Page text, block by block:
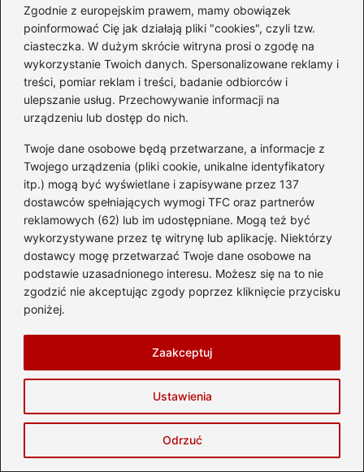
Zgodnie z europejskim prawem, mamy obowiązek
poinformować Cię jak działają pliki "cookies", czyli tzw.
ciasteczka. W dużym skrócie witryna prosi o zgodę na
wykorzystanie Twoich danych. Spersonalizowane reklamy i
treści, pomiar reklam i treści, badanie odbiorców i
ulepszanie usług. Przechowywanie informacji na
urządzeniu lub dostęp do nich.
Twoje dane osobowe będą przetwarzane, a informacje z
Twojego urządzenia (pliki cookie, unikalne identyfikatory
itp.) mogą być wyświetlane i zapisywane przez 137
dostawców spełniających wymogi TFC oraz partnerów
reklamowych (62) lub im udostępniane. Mogą też być
wykorzystywane przez tę witrynę lub aplikację. Niektórzy
dostawcy mogę przetwarzać Twoje dane osobowe na
podstawie uzasadnionego interesu. Możesz się na to nie
zgodzić nie akceptując zgody poprzez kliknięcie przycisku
poniżej.
Ustawienia
Odrzuć
Zaakceptuj
praktycznymi poradami, recenzjami hoteli, inspiracjami na
kierunki podróży oraz wskazówkami dotyczącymi lotów,
organizacji wycieczek i zwiedzania. Lubię opisywać świat
oczami podróżnika, który nie tylko ogląda, ale chce
zrozumieć — ludzi, kraje, rytuały i historię, która buduje
tożsamość każdego miejsca.
Piszę dla tych, którzy szukają nie tylko destynacji, ale
uliczek, zachodów słońca nad morzem, a czasem chwili
wytchnienia w najbliższym miasteczku. Wierzę, że podróże
nie zaczynają się w dniu wylotu, lecz wtedy, gdy pojawia
się pomysł — dlatego chcę inspirować, pomagać planować
i pokazywać, że świat jest znacznie bliżej, niż się wydaje.
←
Ile trwa lot z Polski do Barcelony? Sprawdź, co warto
wiedzieć przed podróżą!
→
Ile trwa lot z Katowic do Marsa Matruh? Oto
wszystko, co musisz wiedzieć
Twój adres email nie zostanie opublikowany.
Wymagane pola są oznaczone